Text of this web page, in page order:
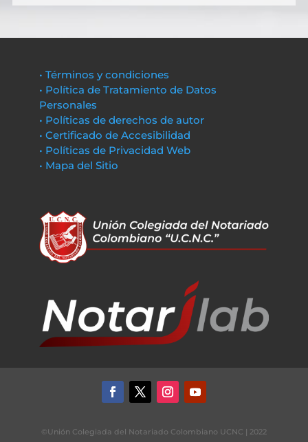
• Términos y condiciones
• Política de Tratamiento de Datos
Personales
• Políticas de derechos de autor
• Certificado de Accesibilidad
• Políticas de Privacidad Web
• Mapa del Sitio
©Unión Colegiada del Notariado Colombiano UCNC | 2022